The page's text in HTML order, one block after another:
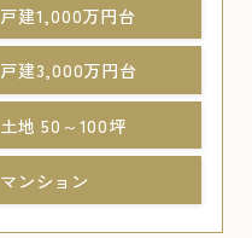
戸建1,000万円台
戸建3,000万円台
土地 50～100坪
マンション